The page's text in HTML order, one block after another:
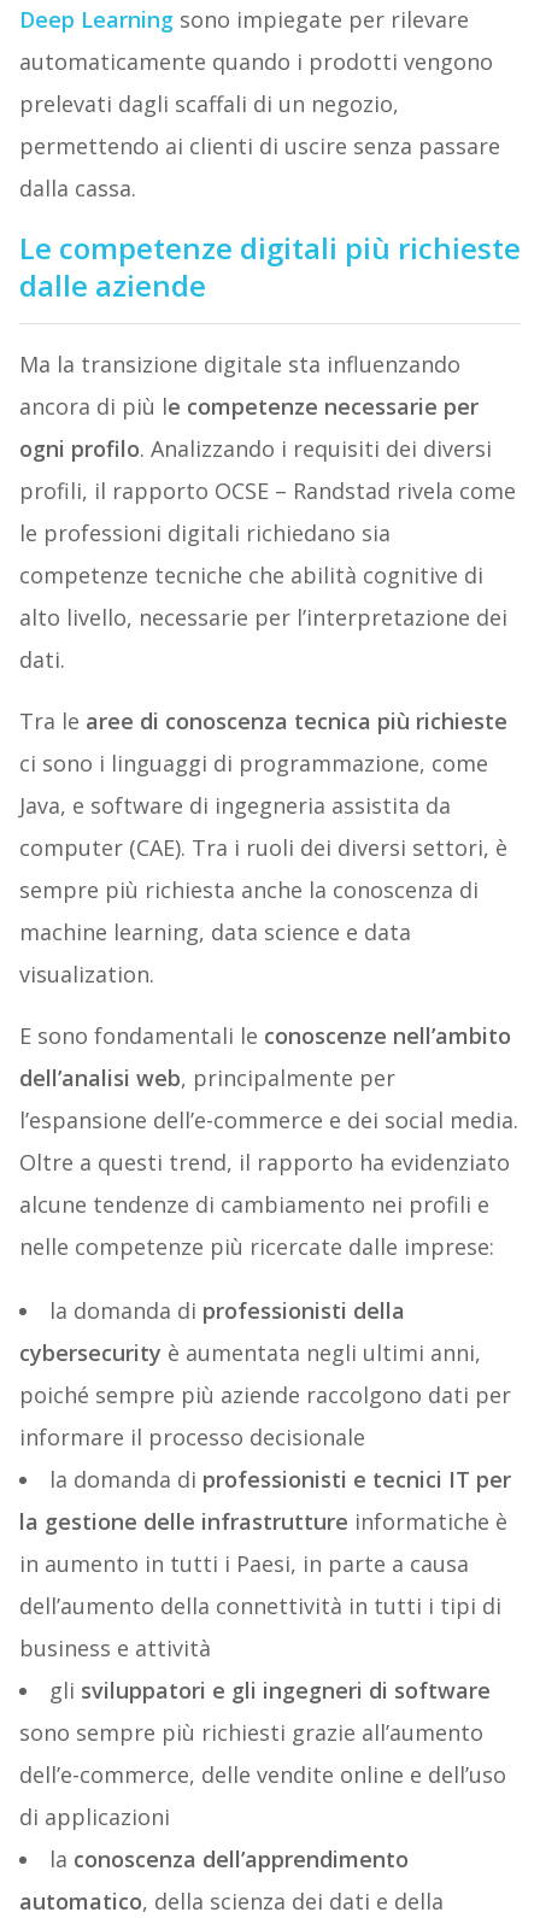
Deep Learningsono impiegate per rilevare
automaticamente quando i prodotti vengono
prelevati dagli scaffali di un negozio,
permettendo ai clienti di uscire senza passare
dalla cassa.
Le competenze digitali più richieste
dalle aziende
Ma la transizione digitale sta influenzando
ancora di più le competenze necessarie per
ogni profilo. Analizzando i requisiti dei diversi
profili, il rapporto OCSE – Randstad rivela come
le professioni digitali richiedano sia
competenze tecniche che abilità cognitive di
alto livello, necessarie per l’interpretazione dei
dati.
Tra le aree di conoscenza tecnica più richieste
ci sono i linguaggi di programmazione, come
Java, e software di ingegneria assistita da
computer (CAE). Tra i ruoli dei diversi settori, è
sempre più richiesta anche la conoscenza di
machine learning, data science e data
visualization.
E sono fondamentali le conoscenze nell’ambito
dell’analisi web, principalmente per
l’espansione dell’e-commerce e dei social media.
Oltre a questi trend, il rapporto ha evidenziato
alcune tendenze di cambiamento nei profili e
nelle competenze più ricercate dalle imprese:
la domanda di professionisti della
cybersecurity è aumentata negli ultimi anni,
poiché sempre più aziende raccolgono dati per
informare il processo decisionale
la domanda di professionisti e tecnici IT per
la gestione delle infrastrutture informatiche è
in aumento in tutti i Paesi, in parte a causa
dell’aumento della connettività in tutti i tipi di
business e attività
gli sviluppatori e gli ingegneri di software
sono sempre più richiesti grazie all’aumento
dell’e-commerce, delle vendite online e dell’uso
di applicazioni
la conoscenza dell’apprendimento
automatico, della scienza dei dati e della